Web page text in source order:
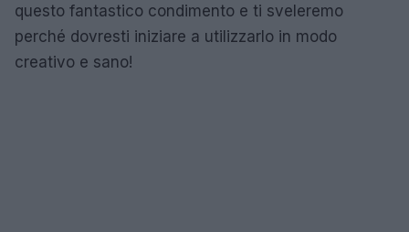
questo fantastico condimento e ti sveleremo
perché dovresti iniziare a utilizzarlo in modo
creativo e sano!